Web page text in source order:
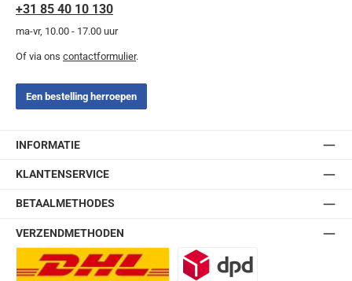
+31 85 40 10 130
ma-vr, 10.00 - 17.00 uur
Of via ons contactformulier.
Een bestelling herroepen
INFORMATIE
KLANTENSERVICE
BETAALMETHODES
VERZENDMETHODEN